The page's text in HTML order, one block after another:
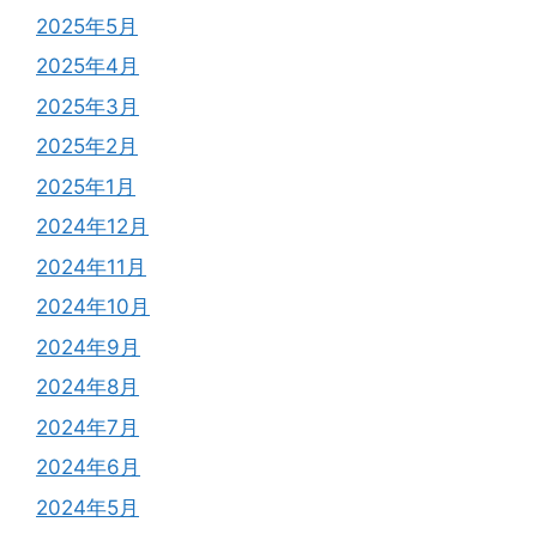
2025年5月
2025年4月
2025年3月
2025年2月
2025年1月
2024年12月
2024年11月
2024年10月
2024年9月
2024年8月
2024年7月
2024年6月
2024年5月